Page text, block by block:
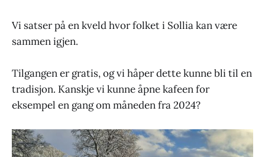
Vi satser på en kveld hvor folket i Sollia kan være
sammen igjen.
Tilgangen er gratis, og vi håper dette kunne bli til en
tradisjon. Kanskje vi kunne åpne kafeen for
eksempel en gang om måneden fra 2024?